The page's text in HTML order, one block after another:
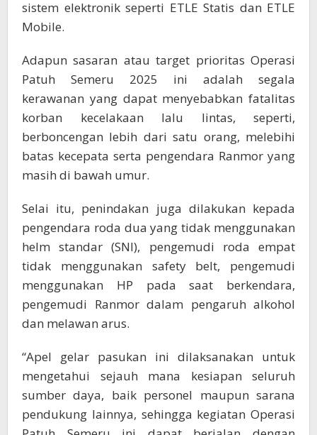
sistem elektronik seperti ETLE Statis dan ETLE
Mobile.
Adapun sasaran atau target prioritas Operasi
Patuh Semeru 2025 ini adalah segala
kerawanan yang dapat menyebabkan fatalitas
korban kecelakaan lalu lintas, seperti,
berboncengan lebih dari satu orang, melebihi
batas kecepata serta pengendara Ranmor yang
masih di bawah umur.
Selai itu, penindakan juga dilakukan kepada
pengendara roda dua yang tidak menggunakan
helm standar (SNI), pengemudi roda empat
tidak menggunakan safety belt, pengemudi
menggunakan HP pada saat berkendara,
pengemudi Ranmor dalam pengaruh alkohol
dan melawan arus.
“Apel gelar pasukan ini dilaksanakan untuk
mengetahui sejauh mana kesiapan seluruh
sumber daya, baik personel maupun sarana
pendukung lainnya, sehingga kegiatan Operasi